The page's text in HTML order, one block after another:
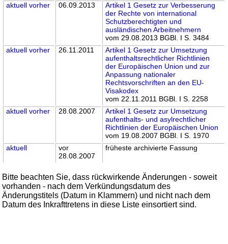
aktuell vorher 06.09.2013
Artikel 1 Gesetz zur Verbesserung
der Rechte von international
Schutzberechtigten und
ausländischen Arbeitnehmern
vom 29.08.2013 BGBl. I S. 3484
aktuell vorher 26.11.2011
Artikel 1 Gesetz zur Umsetzung
aufenthaltsrechtlicher Richtlinien
der Europäischen Union und zur
Anpassung nationaler
Rechtsvorschriften an den EU-
Visakodex
vom 22.11.2011 BGBl. I S. 2258
aktuell vorher 28.08.2007
Artikel 1 Gesetz zur Umsetzung
aufenthalts- und asylrechtlicher
Richtlinien der Europäischen Union
vom 19.08.2007 BGBl. I S. 1970
aktuell
vor
28.08.2007
früheste archivierte Fassung
Bitte beachten Sie, dass rückwirkende Änderungen - soweit
vorhanden - nach dem Verkündungsdatum des
Änderungstitels (Datum in Klammern) und nicht nach dem
Datum des Inkrafttretens in diese Liste einsortiert sind.